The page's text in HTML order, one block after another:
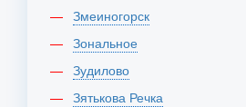
Змеиногорск
Зональное
Зудилово
Зятькова Речка